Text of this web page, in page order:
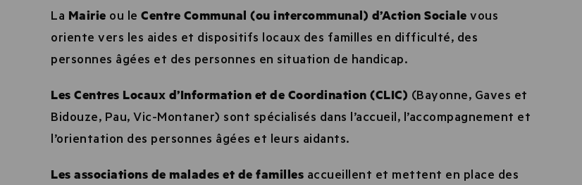
La Mairie ou le Centre Communal (ou intercommunal) d’Action Sociale vous
oriente vers les aides et dispositifs locaux des familles en difficulté, des
personnes âgées et des personnes en situation de handicap.
Les Centres Locaux d’Information et de Coordination (CLIC) (Bayonne, Gaves et
Bidouze, Pau, Vic-Montaner) sont spécialisés dans l’accueil, l’accompagnement et
l’orientation des personnes âgées et leurs aidants.
Les associations de malades et de familles accueillent et mettent en place des